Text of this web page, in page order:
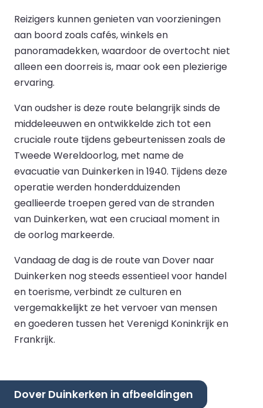
Reizigers kunnen genieten van voorzieningen
aan boord zoals cafés, winkels en
panoramadekken, waardoor de overtocht niet
alleen een doorreis is, maar ook een plezierige
ervaring.
Van oudsher is deze route belangrijk sinds de
middeleeuwen en ontwikkelde zich tot een
cruciale route tijdens gebeurtenissen zoals de
Tweede Wereldoorlog, met name de
evacuatie van Duinkerken in 1940. Tijdens deze
operatie werden honderdduizenden
geallieerde troepen gered van de stranden
van Duinkerken, wat een cruciaal moment in
de oorlog markeerde.
Vandaag de dag is de route van Dover naar
Duinkerken nog steeds essentieel voor handel
en toerisme, verbindt ze culturen en
vergemakkelijkt ze het vervoer van mensen
en goederen tussen het Verenigd Koninkrijk en
Frankrijk.
Dover Duinkerken in afbeeldingen